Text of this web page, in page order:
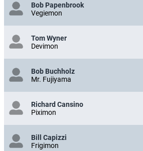
Bob Papenbrook
Vegiemon
Tom Wyner
Devimon
Bob Buchholz
Mr. Fujiyama
Richard Cansino
Piximon
Bill Capizzi
Frigimon